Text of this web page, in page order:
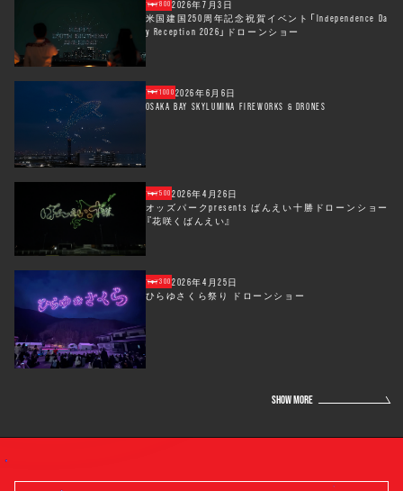
2026年7月3日
800
米国建国250周年記念祝賀イベント「Independence Da
y Reception 2026」ドローンショー
2026年6月6日
1000
OSAKA BAY SKYLUMINA FIREWORKS & DRONES
2026年4月26日
500
オッズパークpresents ばんえい十勝ドローンショー
『花咲くばんえい』
2026年4月25日
300
ひらゆさくら祭り ドローンショー
SHOW MORE